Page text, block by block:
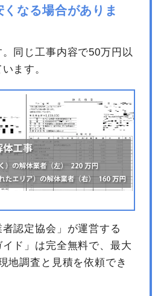
くなる場合がありま
同じ工事内容で50万円以
ます。
者認定協会」が運営する
イド」は完全無料で、最大
地調査と見積を依頼でき